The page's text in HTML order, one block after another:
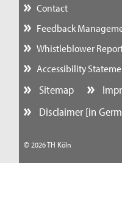
Contact
Feedback
Whistleblower
Accessibility
Sitemap
Disclaimer [in
© 2026 TH Köln